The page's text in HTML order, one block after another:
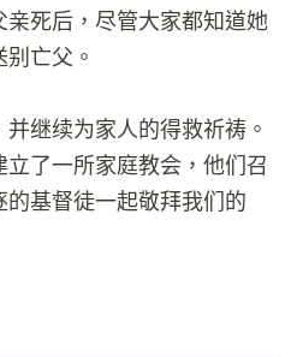
死后，尽管大家都知道她
亡父。
继续为家人的得救祈祷。
了一所家庭教会，他们召
基督徒一起敬拜我们的